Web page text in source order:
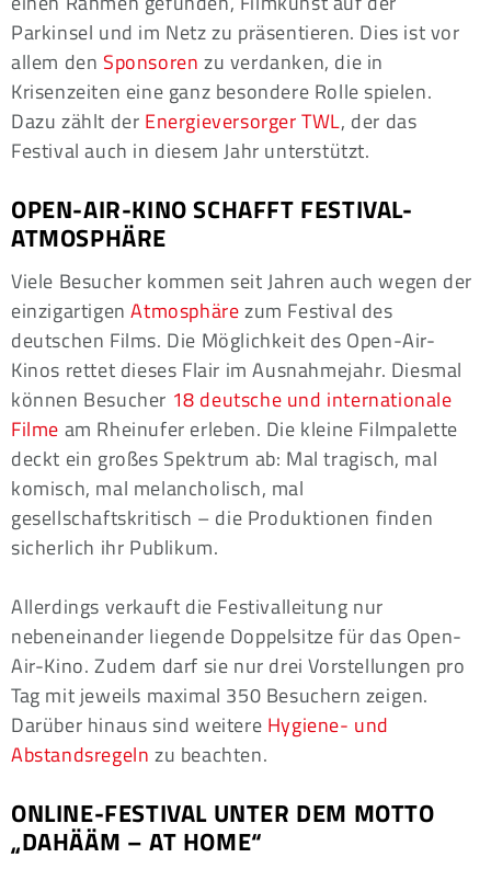
Parkinsel und im Netz zu präsentieren. Dies ist vor
allem den Sponsoren zu verdanken, die in
Krisenzeiten eine ganz besondere Rolle spielen.
Dazu zählt der Energieversorger TWL, der das
Festival auch in diesem Jahr unterstützt.
OPEN-AIR-KINO SCHAFFT FESTIVAL-
ATMOSPHÄRE
Viele Besucher kommen seit Jahren auch wegen der
einzigartigenAtmosphärezum Festival des
deutschen Films. Die Möglichkeit des Open-Air-
Kinos rettet dieses Flair im Ausnahmejahr. Diesmal
können Besucher 18 deutsche und internationale
Filme am Rheinufer erleben. Die kleine Filmpalette
deckt ein großes Spektrum ab: Mal tragisch, mal
komisch, mal melancholisch, mal
gesellschaftskritisch – die Produktionen finden
sicherlich ihr Publikum.
Allerdings verkauft die Festivalleitung nur
nebeneinander liegende Doppelsitze für das Open-
Air-Kino. Zudem darf sie nur drei Vorstellungen pro
Tag mit jeweils maximal 350 Besuchern zeigen.
Darüber hinaus sind weitere Hygiene- und
Abstandsregeln zu beachten.
ONLINE-FESTIVAL UNTER DEM MOTTO
„DAHÄÄM – AT HOME“